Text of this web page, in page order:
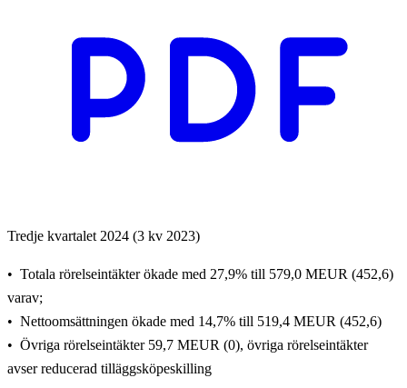
Tredje kvartalet 2024 (3 kv 2023)
Totala rörelseintäkter ökade med 27,9% till 579,0 MEUR (452,6)
varav;
Nettoomsättningen ökade med 14,7% till 519,4 MEUR (452,6)
Övriga rörelseintäkter 59,7 MEUR (0), övriga rörelseintäkter
avser reducerad tilläggsköpeskilling